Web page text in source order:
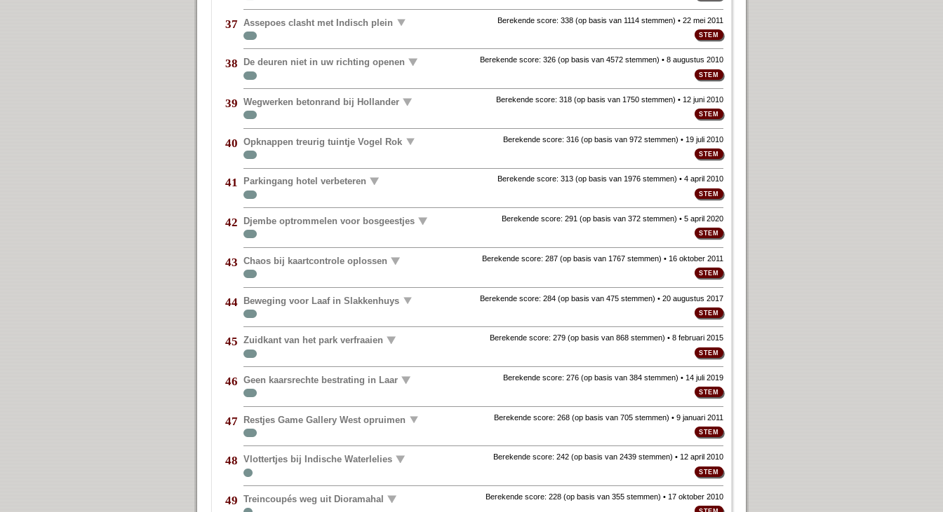
37 Assepoes clasht met Indisch plein Berekende score: 338(op basis van 1114 stemmen) • 22 mei 2011
38 De deuren niet in uw richting openen Berekende score: 326(op basis van 4572 stemmen) • 8 augustus 2010
39 Wegwerken betonrand bij Hollander Berekende score: 318(op basis van 1750 stemmen) • 12 juni 2010
40 Opknappen treurig tuintje Vogel Rok Berekende score: 316(op basis van 972 stemmen) • 19 juli 2010
41 Parkingang hotel verbeteren Berekende score: 313(op basis van 1976 stemmen) • 4 april 2010
42 Djembe optrommelen voor bosgeestjes Berekende score: 291 (op basis van 372 stemmen) • 5 april 2020
43 Chaos bij kaartcontrole oplossen Berekende score: 287(op basis van 1767 stemmen) • 16 oktober 2011
44 Beweging voor Laaf in Slakkenhuys Berekende score: 284(op basis van 475 stemmen) • 20 augustus 2017
45 Zuidkant van het park verfraaien Berekende score: 279(op basis van 868 stemmen) • 8 februari 2015
46 Geen kaarsrechte bestrating in Laar Berekende score: 276(op basis van 384 stemmen) • 14 juli 2019
47 Restjes Game Gallery West opruimen Berekende score: 268(op basis van 705 stemmen) • 9 januari 2011
48 Vlottertjes bij Indische Waterlelies Berekende score: 242(op basis van 2439 stemmen) • 12 april 2010
49 Treincoupés weg uit Dioramahal Berekende score: 228(op basis van 355 stemmen) • 17 oktober 2010